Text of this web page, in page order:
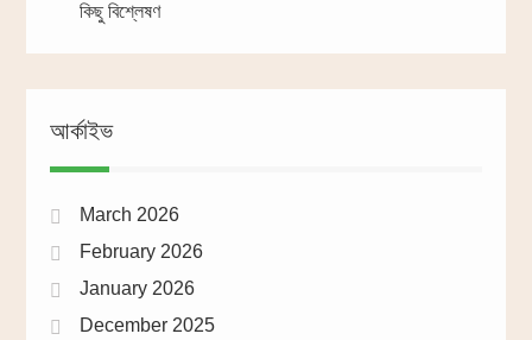
কিছু বিশ্লেষণ
আর্কাইভ
March 2026
February 2026
January 2026
December 2025